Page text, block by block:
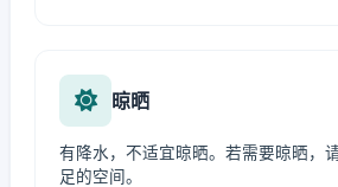
晾晒
有降水，不适宜晾晒。若需要晾晒，
足的空间。